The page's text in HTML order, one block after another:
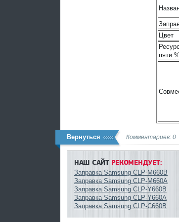
Цвет
пяти
Вернуться Комментариев: 0
НАШ САЙТРЕКОМЕНДУЕТ:
Заправка Samsung CLP-M660B
Заправка Samsung CLP-M660A
Заправка Samsung CLP-Y660B
Заправка Samsung CLP-Y660A
Заправка Samsung CLP-C660B